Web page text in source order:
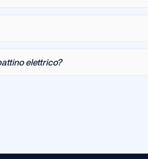
elettrico?